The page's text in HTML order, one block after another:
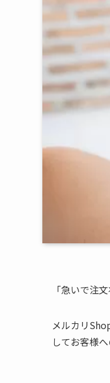
「急いで注
メルカリ
してお客様